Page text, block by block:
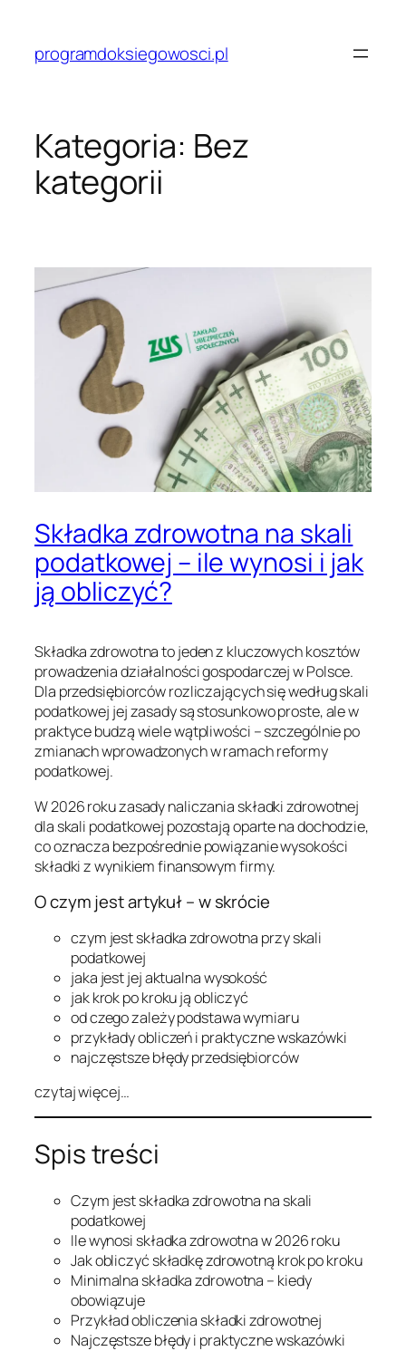
treściprogramdoksiegowosci.pl
Kategoria: Bez
kategorii
Składka zdrowotna na skali
podatkowej – ile wynosi i jak
ją obliczyć?
Składka zdrowotna to jeden z kluczowych kosztów
prowadzenia działalności gospodarczej w Polsce.
Dla przedsiębiorców rozliczających się według skali
podatkowej jej zasady są stosunkowo proste, ale w
praktyce budzą wiele wątpliwości – szczególnie po
zmianach wprowadzonych w ramach reformy
podatkowej.
W 2026 roku zasady naliczania składki zdrowotnej
dla skali podatkowej pozostają oparte na dochodzie,
co oznacza bezpośrednie powiązanie wysokości
składki z wynikiem finansowym firmy.
O czym jest artykuł – w skrócie
czym jest składka zdrowotna przy skali
podatkowej
jaka jest jej aktualna wysokość
jak krok po kroku ją obliczyć
od czego zależy podstawa wymiaru
przykłady obliczeń i praktyczne wskazówki
najczęstsze błędy przedsiębiorców
czytaj więcej…
Spis treści
Czym jest składka zdrowotna na skali
podatkowej
Ile wynosi składka zdrowotna w 2026 roku
Jak obliczyć składkę zdrowotną krok po kroku
Minimalna składka zdrowotna – kiedy
obowiązuje
Przykład obliczenia składki zdrowotnej
Najczęstsze błędy i praktyczne wskazówki